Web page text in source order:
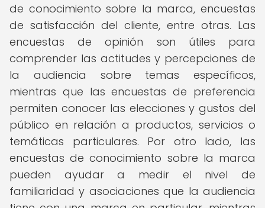
de conocimiento sobre la marca, encuestas
de satisfacción del cliente, entre otras. Las
encuestas de opinión son útiles para
comprender las actitudes y percepciones de
la audiencia sobre temas específicos,
mientras que las encuestas de preferencia
permiten conocer las elecciones y gustos del
público en relación a productos, servicios o
temáticas particulares. Por otro lado, las
encuestas de conocimiento sobre la marca
pueden ayudar a medir el nivel de
familiaridad y asociaciones que la audiencia